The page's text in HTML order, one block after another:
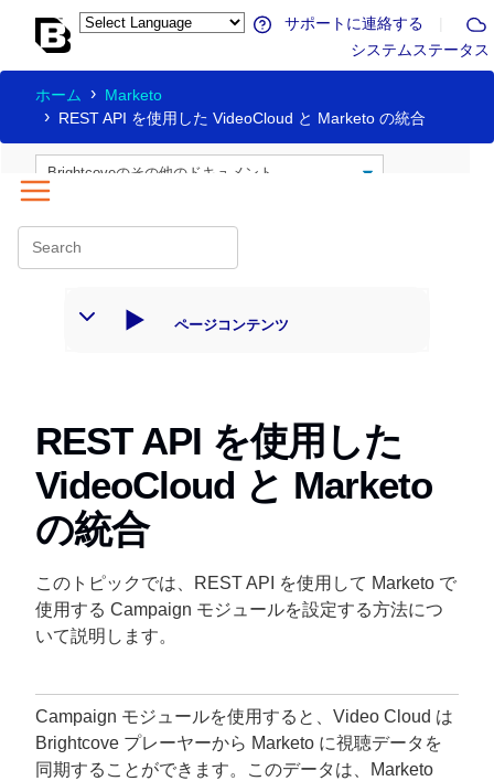
サポートに連絡する
システムステータス
ホーム
Marketo
REST API を使用した VideoCloud と Marketo の統合
ページコンテンツ
REST API を使用した
VideoCloud と Marketo
の統合
このトピックでは、REST API を使用して Marketo で
使用する Campaign モジュールを設定する方法につ
いて説明します。
Campaign モジュールを使用すると、Video Cloud は
Brightcove プレーヤーから Marketo に視聴データを
同期することができます。このデータは、Marketo